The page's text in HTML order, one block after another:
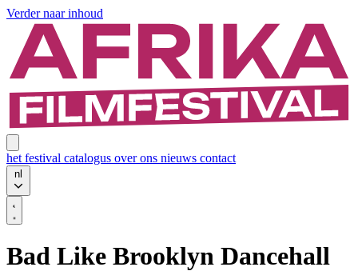
Verder naar inhoud
het festival catalogus over ons nieuws contact
nl
Bad Like Brooklyn Dancehall